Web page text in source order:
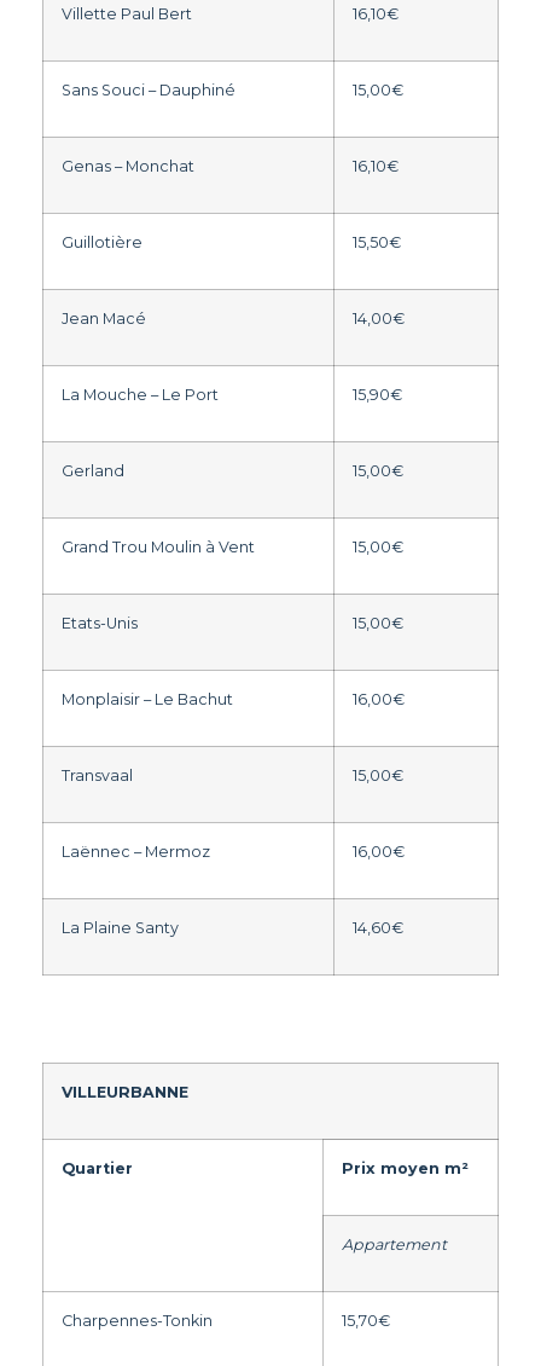
Villette Paul Bert 16,10€
Sans Souci – Dauphiné 15,00€
Genas – Monchat 16,10€
Guillotière 15,50€
Jean Macé 14,00€
La Mouche – Le Port 15,90€
Gerland 15,00€
Grand Trou Moulin à Vent 15,00€
Etats-Unis 15,00€
Monplaisir – Le Bachut 16,00€
Transvaal 15,00€
Laënnec – Mermoz 16,00€
La Plaine Santy 14,60€
VILLEURBANNE
Quartier Prix moyen m²
Appartement
Charpennes-Tonkin 15,70€